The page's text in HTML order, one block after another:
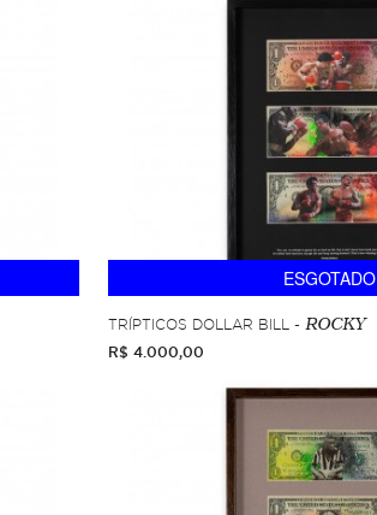
ESGOTADO
TRÍPTICOS DOLLAR BILL - ROCKY
R$ 4.000,00